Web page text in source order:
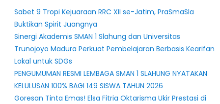
Sabet 9 Tropi Kejuaraan RRC XII se-Jatim, PraSmaSla
Buktikan Spirit Juangnya
Sinergi Akademis SMAN 1 Slahung dan Universitas
Trunojoyo Madura Perkuat Pembelajaran Berbasis Kearifan
Lokal untuk SDGs
PENGUMUMAN RESMI LEMBAGA SMAN 1 SLAHUNG NYATAKAN
KELULUSAN 100% BAGI 149 SISWA TAHUN 2026
Goresan Tinta Emas! Elsa Fitria Oktarisma Ukir Prestasi di